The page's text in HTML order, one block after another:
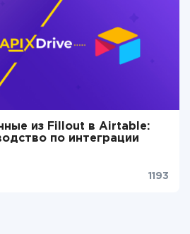
из Fillout в Airtable:
по интеграции
1193